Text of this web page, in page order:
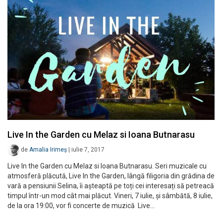
Live In the Garden cu Melaz si Ioana Butnarasu
de Amalia Irimeș iulie 7, 2017
Live In the Garden cu Melaz si Ioana Butnarasu. Seri muzicale cu
atmosferă plăcută, Live In the Garden, lângă filigoria din grădina de
vară a pensiunii Selina, îi așteaptă pe toți cei interesați să petreacă
timpul într-un mod cât mai plăcut. Vineri, 7 iulie, și sâmbătă, 8 iulie,
de la ora 19:00, vor fi concerte de muzică Live…